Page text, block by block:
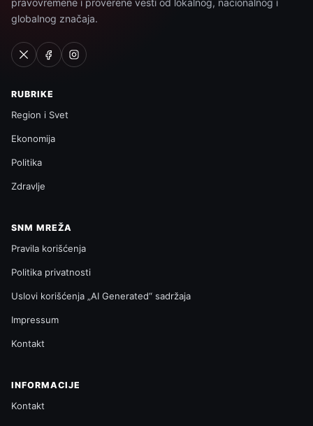
globalnog značaja.
RUBRIKE
Region i Svet
Ekonomija
Politika
Zdravlje
SNM MREŽA
Pravila korišćenja
Politika privatnosti
Uslovi korišćenja „AI Generated“ sadržaja
Impressum
Kontakt
INFORMACIJE
Kontakt